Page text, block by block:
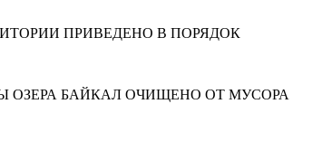
ПРИВЕДЕНО В ПОРЯДОК
ОЗЕРА БАЙКАЛ ОЧИЩЕНО ОТ МУСОРА